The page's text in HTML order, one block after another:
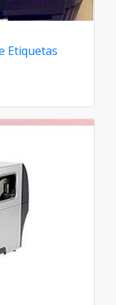
Etiquetas